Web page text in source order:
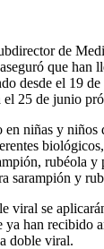
de
que han
desde el 19
el 25 de junio
niñas y niños
rubéola y
sarampión y
viral se
han recibido
doble viral.